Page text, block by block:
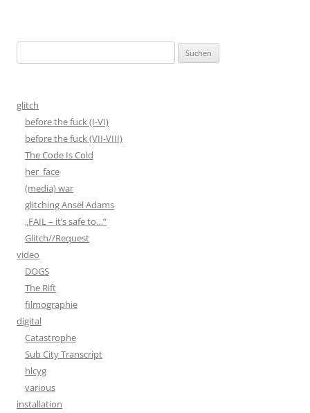
nach:
glitch
before the fuck (I-VI)
before the fuck (VII-VIII)
The Code Is Cold
her_face
(media) war
glitching Ansel Adams
„FAIL – it’s safe to…“
Glitch//Request
video
DOGS
The Rift
filmographie
digital
Catastrophe
Sub City Transcript
hlcyg
various
installation